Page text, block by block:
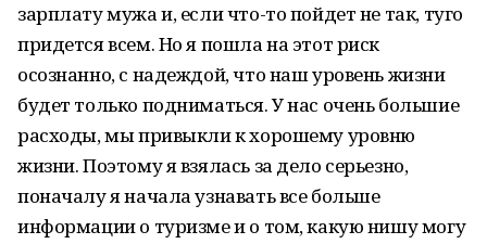
зарплату мужа и, если что-то пойдет не так, туго
придется всем. Но я пошла на этот риск
осознанно, с надеждой, что наш уровень жизни
будет только подниматься. У нас очень большие
расходы, мы привыкли к хорошему уровню
жизни. Поэтому я взялась за дело серьезно,
поначалу я начала узнавать все больше
информации о туризме и о том, какую нишу могу